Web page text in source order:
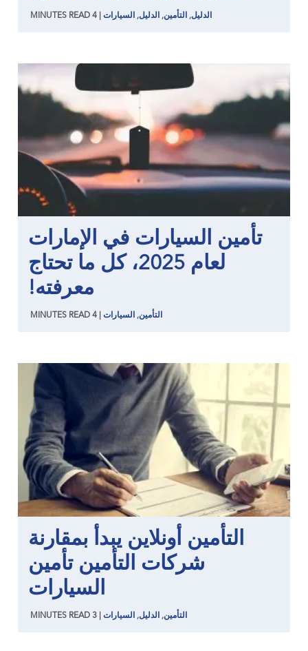
الدليل, التأمين, الدليل, السيارات 4
MINUTES READ
تأمين السيارات في الإمارات
لعام 2025، كل ما تحتاج
معرفته!
التأمين, السيارات 4
MINUTES READ
التأمين أونلاين يبدأ بمقارنة
شركات التأمين تأمين
السيارات
التأمين, الدليل, السيارات 3
MINUTES READ